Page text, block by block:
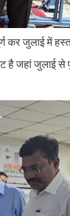
कर जुलाई में
जहां जुलाई से